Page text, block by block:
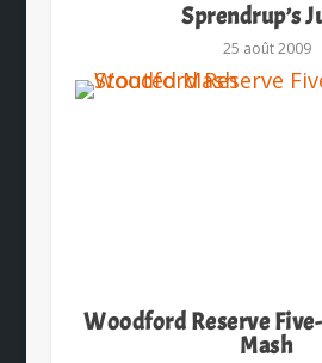
Sprendrup’s
25 août 2009
Woodford Reserve
Mash